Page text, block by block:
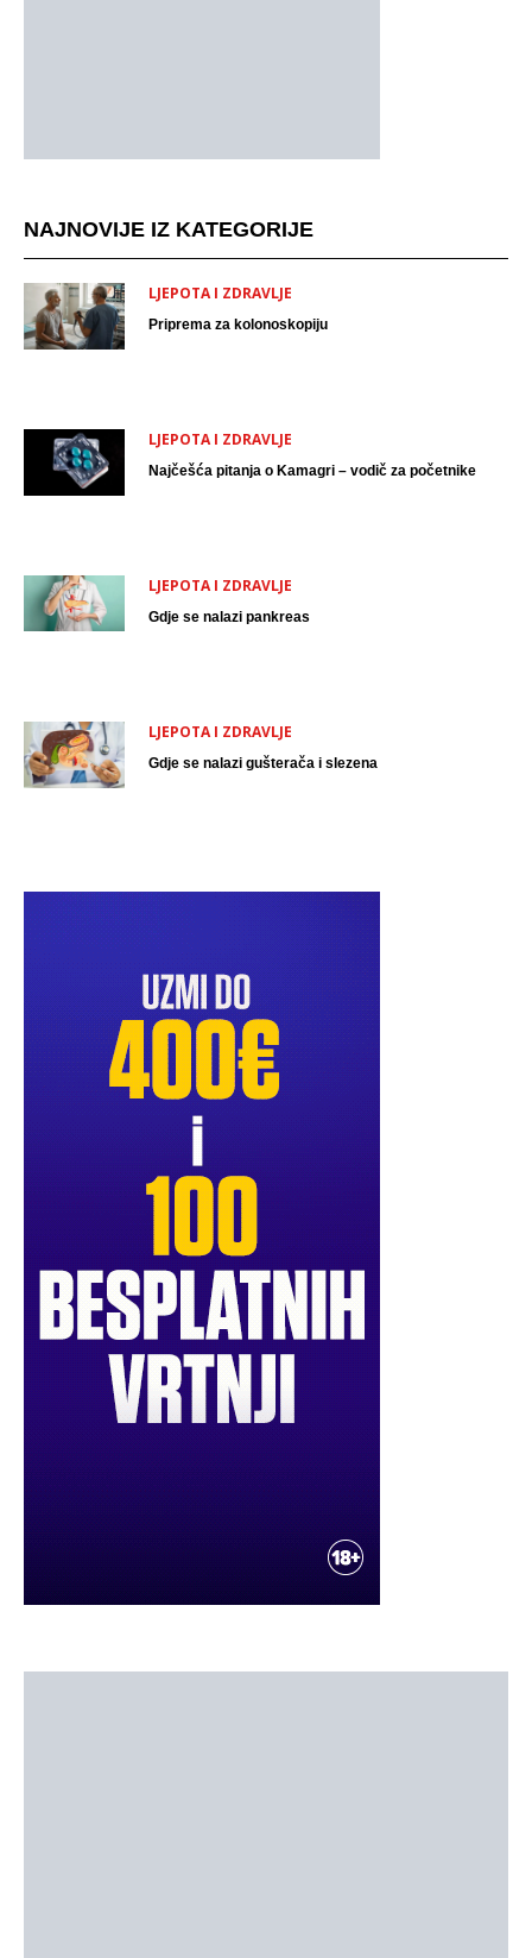
NAJNOVIJE IZ KATEGORIJE
LJEPOTA I ZDRAVLJE
Priprema za kolonoskopiju
LJEPOTA I ZDRAVLJE
Najčešća pitanja o Kamagri – vodič za početnike
LJEPOTA I ZDRAVLJE
Gdje se nalazi pankreas
LJEPOTA I ZDRAVLJE
Gdje se nalazi gušterača i slezena